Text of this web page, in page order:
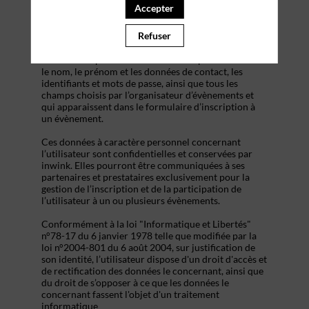
évènement, et de consulter les informations relatives
à l’organisation pratique et logistique d’un
le nom, le prénom et les données de contact, les
identifiants et mots de passe, ainsi que tous les
champs choisis par l’organisateur d’évènements et
qui apparaissent dans le formulaire d’inscription à
un évènement.
Ces données à caractère personnel concernant
l’utilisateur sont confidentielles et conservées par
inwink. Elles pourront être communiquées à ses
partenaires et prestataires exclusivement pour la
gestion de l’inscription et de la participation de
l’utilisateur à un ou plusieurs évènements.
Conformément à la loi "Informatique et Libertés"
n°78-17 du 6 janvier 1978 telle que modifiée par la
loi n°2004-801 du 6 août 2004, sur justification de
son identité, l’utilisateur dispose d'un droit d'accès et
de rectification des données le concernant, ainsi que
du droit de s’opposer à ce que les données le
concernant fassent l'objet d'un traitement
informatique
Accepter
Refuser